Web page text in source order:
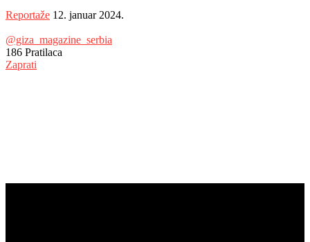
Reportaže 12. januar 2024.
@giza_magazine_serbia
186 Pratilaca
Zaprati